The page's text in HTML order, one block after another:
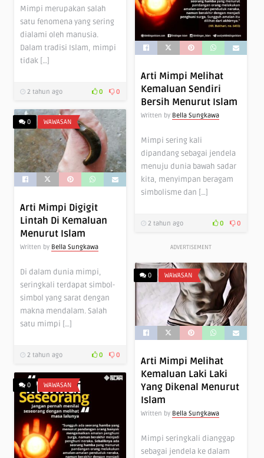
Mimpi merupakan salah
satu fenomena yang sering
dialami oleh manusia.
Dalam tradisi Islam, mimpi
tidak […]
2 tahun ago 0 0
Arti Mimpi Melihat
Kemaluan Sendiri
Bersih Menurut Islam
Written by Bella Sungkawa
Mimpi sering kali
dipandang sebagai jendela
menuju dunia bawah sadar
kita, menyimpan beragam
simbolisme dan […]
2 tahun ago 0 0
0 WAWASAN
Arti Mimpi Digigit
Lintah Di Kemaluan
Menurut Islam
Written by Bella Sungkawa
Di dalam dunia mimpi,
seringkali terdapat simbol-
simbol yang sarat dengan
makna mendalam. Salah
satu mimpi […]
2 tahun ago 0 0
ADVERTISEMENT
0 WAWASAN
Arti Mimpi Melihat
Kemaluan Laki Laki
Yang Dikenal Menurut
Islam
Written by Bella Sungkawa
Mimpi seringkali dianggap
sebagai jendela ke dalam
0 WAWASAN